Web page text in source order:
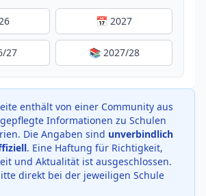
📅 2027
27 📚 2027/28
enthält von einer Community aus
Informationen zu Schulen
Die Angaben sind unverbindlich
. Eine Haftung für Richtigkeit,
und Aktualität ist ausgeschlossen.
direkt bei der jeweiligen Schule